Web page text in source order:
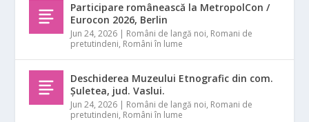
Participare românească la MetropolCon /
Eurocon 2026, Berlin
Jun 24, 2026 | Români de langă noi, Romani de
pretutindeni, Români în lume
Deschiderea Muzeului Etnografic din com.
Șuletea, jud. Vaslui.
Jun 24, 2026 | Români de langă noi, Romani de
pretutindeni, Români în lume